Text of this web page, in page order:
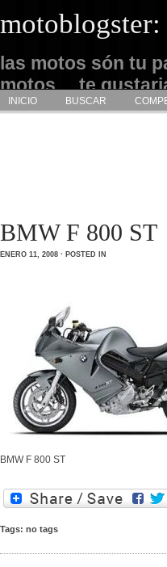
las motos són tu
motos… te
admirarlas… este
INICIO BUSCAR
BMW F 800 ST
ENERO 11, 2008 · POSTED IN
BMW F 800 ST
Tags: no tags